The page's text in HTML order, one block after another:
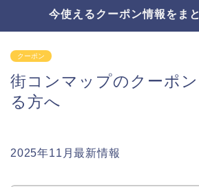
今使えるクーポン情報をま
クーポン
街コンマップのクーポ
る方へ
2025年11月最新情報